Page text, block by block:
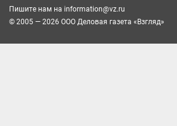
Пишите нам на information@vz.ru
© 2005 — 2026 ООО Деловая газета «Взгляд»